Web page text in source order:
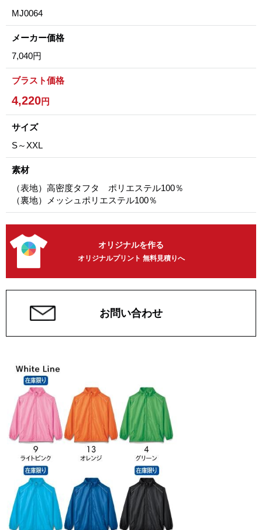
MJ0064
メーカー価格
7,040円
ブラスト価格
4,220円
サイズ
S～XXL
素材
（表地）高密度タフタ ポリエステル100％
（裏地）メッシュポリエステル100％
オリジナルを作る
オリジナルプリント 無料見積りへ
お問い合わせ